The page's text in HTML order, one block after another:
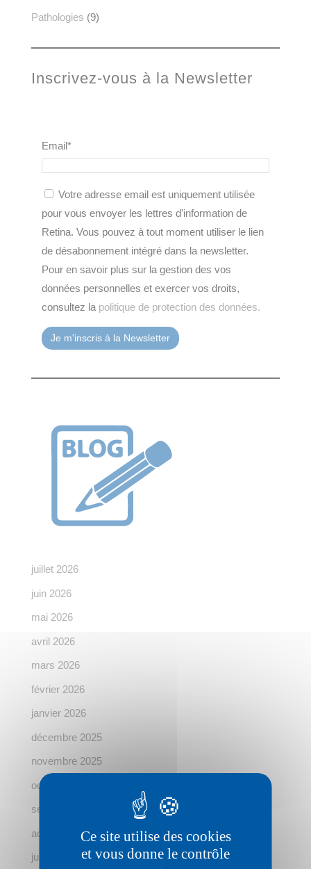
Ce site utilise des cookies
et vous donne le contrôle
Pathologies (9)
Inscrivez-vous à la Newsletter
Email*
Votre adresse email est uniquement utilisée
pour vous envoyer les lettres d'information de
Retina. Vous pouvez à tout moment utiliser le lien
de désabonnement intégré dans la newsletter.
Pour en savoir plus sur la gestion des vos
données personnelles et exercer vos droits,
consultez la politique de protection des données.
juillet 2026
juin 2026
mai 2026
avril 2026
mars 2026
février 2026
janvier 2026
décembre 2025
novembre 2025
octobre 2025
septembre 2025
août 2025
juillet 2025